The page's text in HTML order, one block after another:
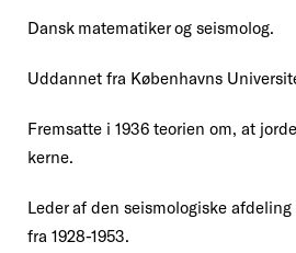
Dansk matematiker og seismolog.
Uddannet fra Københavns
Fremsatte i 1936 teorien om, at
kerne.
Leder af den seismologiske
fra 1928-1953.